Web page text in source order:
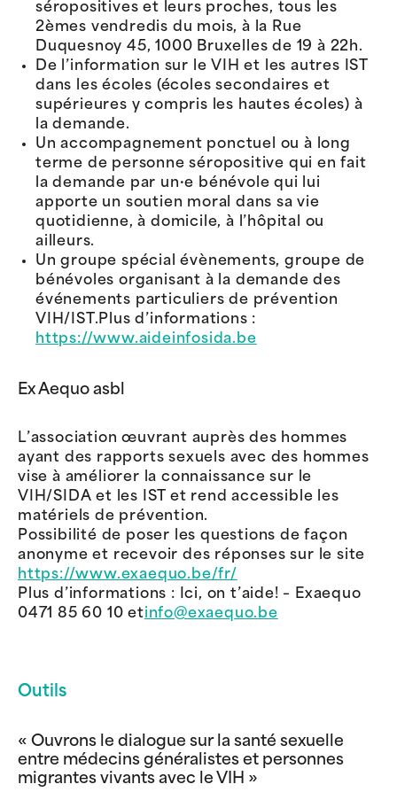
séropositives et leurs proches, tous les
2èmes vendredis du mois, à la Rue
Duquesnoy 45, 1000 Bruxelles de 19 à 22h.
De l’information sur le VIH et les autres IST
dans les écoles (écoles secondaires et
supérieures y compris les hautes écoles) à
la demande.
Un accompagnement ponctuel ou à long
terme de personne séropositive qui en fait
la demande par un·e bénévole qui lui
apporte un soutien moral dans sa vie
quotidienne, à domicile, à l’hôpital ou
ailleurs.
Un groupe spécial évènements, groupe de
bénévoles organisant à la demande des
événements particuliers de prévention
VIH/IST.Plus d’informations :
https://www.aideinfosida.be
Ex Aequo asbl
L’association œuvrant auprès des hommes
ayant des rapports sexuels avec des hommes
vise à améliorer la connaissance sur le
VIH/SIDA et les IST et rend accessible les
matériels de prévention.
Possibilité de poser les questions de façon
anonyme et recevoir des réponses sur le site
https://www.exaequo.be/fr/
Plus d’informations : Ici, on t’aide! – Exaequo
0471 85 60 10 etinfo@exaequo.be
Outils
« Ouvrons le dialogue sur la santé sexuelle
entre médecins généralistes et personnes
migrantes vivants avec le VIH »